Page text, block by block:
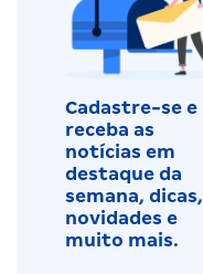
Cadastre-se e
receba as
notícias em
destaque da
semana, dicas,
novidades e
muito mais.